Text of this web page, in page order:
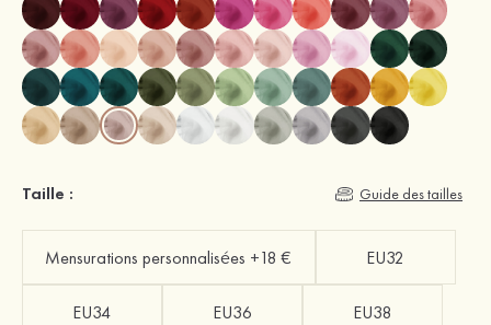
Taille : Guide des tailles
Mensurations personnalisées +18 € EU32
EU34 EU36 EU38